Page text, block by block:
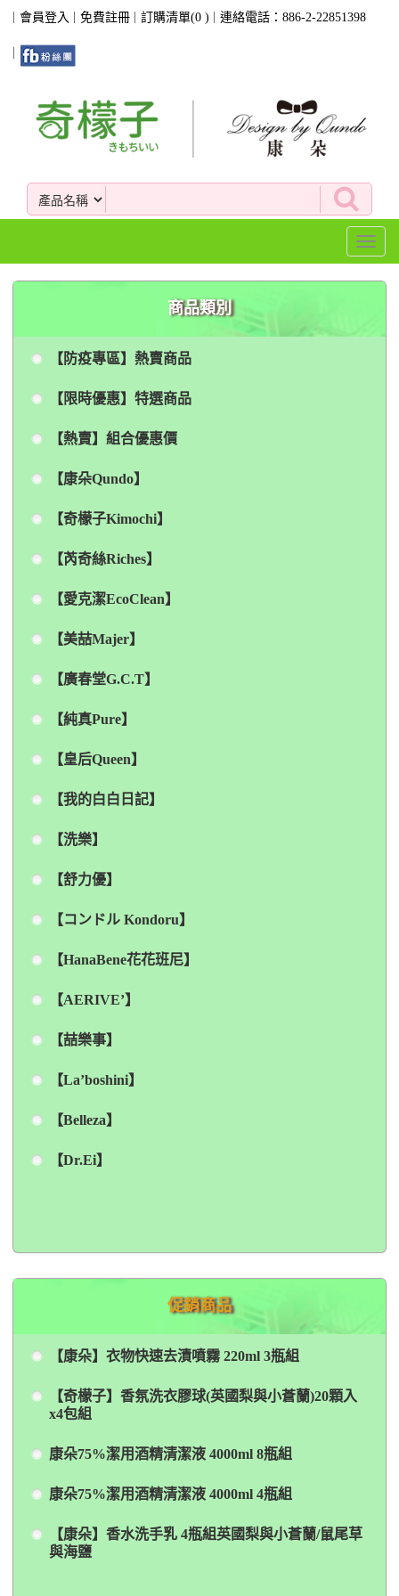
會員登入 免費註冊 訂購清單(0 ) 連絡電話：886-2-22851398
Toggle
商品類別
【防疫專區】熱賣商品
【限時優惠】特選商品
【熱賣】組合優惠價
【康朵Qundo】
【奇檬子Kimochi】
【芮奇絲Riches】
【愛克潔EcoClean】
【美喆Majer】
【廣春堂G.C.T】
【純真Pure】
【皇后Queen】
【我的白白日記】
【洗樂】
【舒力優】
【コンドル Kondoru】
【HanaBene花花班尼】
【AERIVE’】
【喆樂事】
【La’boshini】
【Belleza】
【Dr.Ei】
促銷商品
【康朵】衣物快速去漬噴霧 220ml 3瓶組
【奇檬子】香氛洗衣膠球(英國梨與小蒼蘭)20顆入
x4包組
康朵75%潔用酒精清潔液 4000ml 8瓶組
康朵75%潔用酒精清潔液 4000ml 4瓶組
【康朵】香水洗手乳 4瓶組英國梨與小蒼蘭/鼠尾草
與海鹽